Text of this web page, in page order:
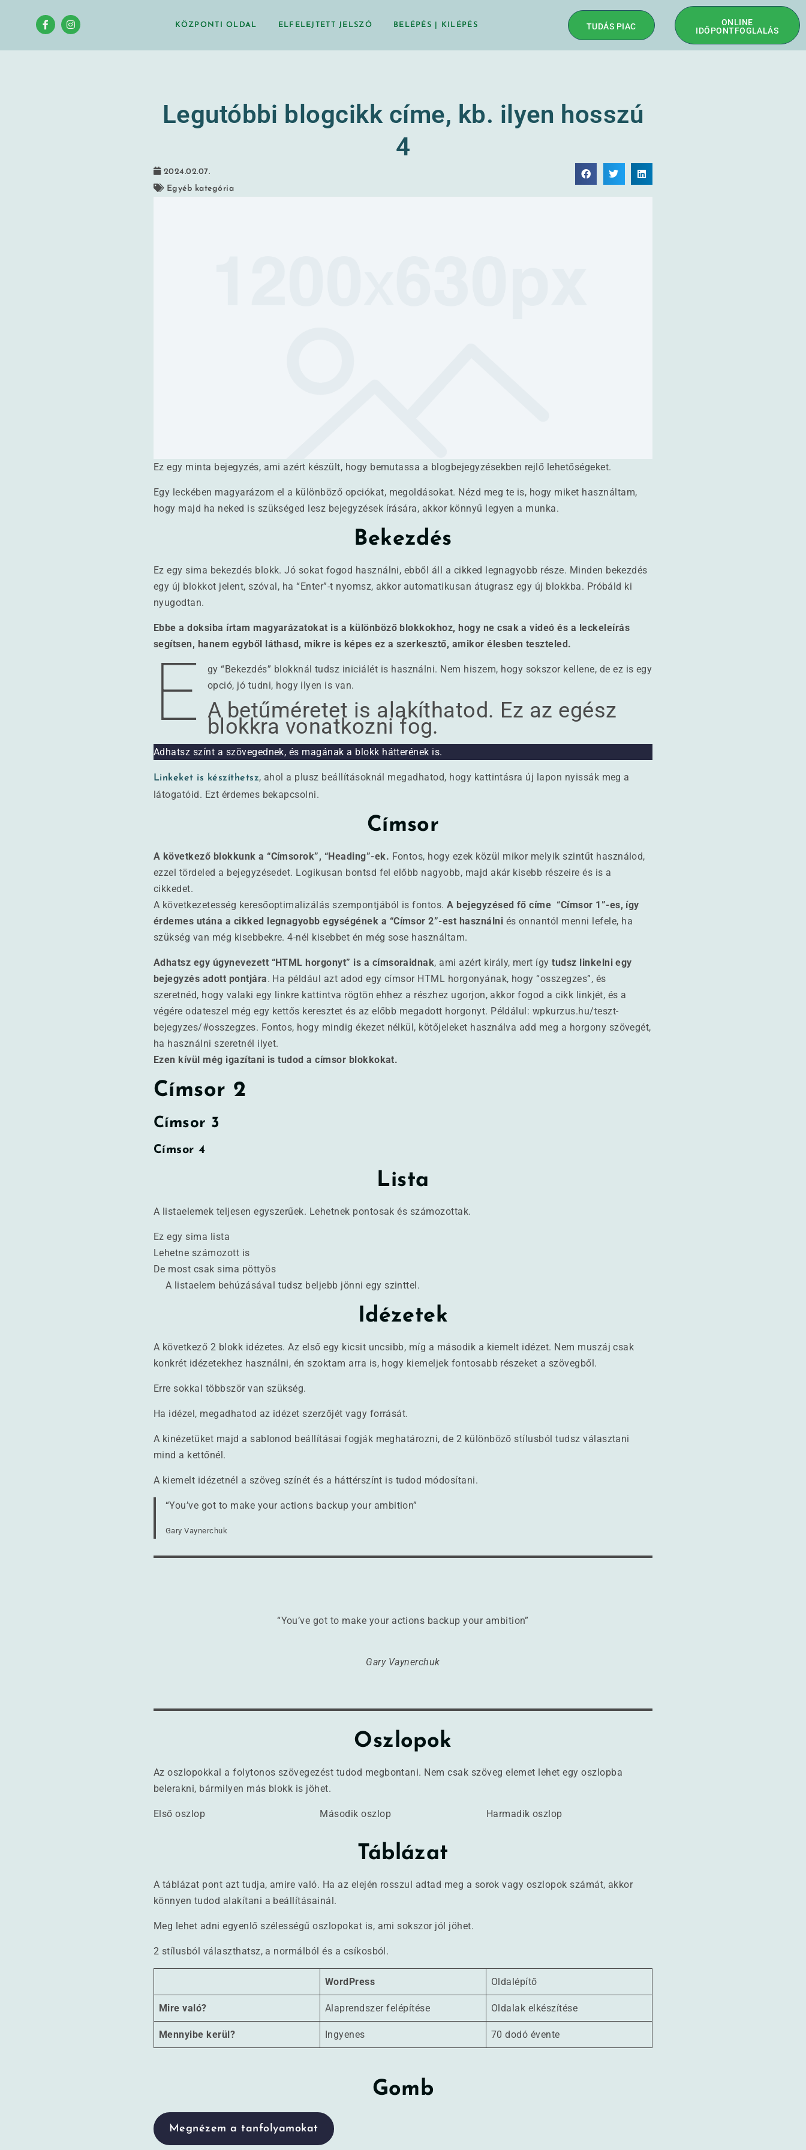
KÖZPONTI OLDAL ELFELEJTETT JELSZÓ BELÉPÉS | KILÉPÉS TUDÁS PIAC
ONLINE
IDŐPONTFOGLALÁS
Legutóbbi blogcikk címe, kb. ilyen hosszú
4
2024.02.07.
Egyéb kategória
Ez egy minta bejegyzés, ami azért készült, hogy bemutassa a blogbejegyzésekben rejlő lehetőségeket.
Egy leckében magyarázom el a különböző opciókat, megoldásokat. Nézd meg te is, hogy miket használtam,
hogy majd ha neked is szükséged lesz bejegyzések írására, akkor könnyű legyen a munka.
Bekezdés
Ez egy sima bekezdés blokk. Jó sokat fogod használni, ebből áll a cikked legnagyobb része. Minden bekezdés
egy új blokkot jelent, szóval, ha “Enter”-t nyomsz, akkor automatikusan átugrasz egy új blokkba. Próbáld ki
nyugodtan.
Ebbe a doksiba írtam magyarázatokat is a különböző blokkokhoz, hogy ne csak a videó és a leckeleírás
segítsen, hanem egyből láthasd, mikre is képes ez a szerkesztő, amikor élesben teszteled.
E
gy “Bekezdés” blokknál tudsz iniciálét is használni. Nem hiszem, hogy sokszor kellene, de ez is egy
opció, jó tudni, hogy ilyen is van.
A betűméretet is alakíthatod. Ez az egész
blokkra vonatkozni fog.
Adhatsz színt a szövegednek, és magának a blokk hátterének is.
Linkeket is készíthetsz, ahol a plusz beállításoknál megadhatod, hogy kattintásra új lapon nyissák meg a
látogatóid. Ezt érdemes bekapcsolni.
Címsor
A következő blokkunk a “Címsorok”, “Heading”-ek. Fontos, hogy ezek közül mikor melyik szintűt használod,
ezzel tördeled a bejegyzésedet. Logikusan bontsd fel előbb nagyobb, majd akár kisebb részeire és is a
cikkedet.
A következetesség keresőoptimalizálás szempontjából is fontos.A bejegyzésed fő címe “Címsor 1”-es, így
érdemes utána a cikked legnagyobb egységének a “Címsor 2”-est használni és onnantól menni lefele, ha
szükség van még kisebbekre. 4-nél kisebbet én még sose használtam.
Adhatsz egy úgynevezett “HTML horgonyt” is a címsoraidnak, ami azért király, mert ígytudsz linkelni egy
bejegyzés adott pontjára. Ha például azt adod egy címsor HTML horgonyának, hogy “osszegzes”, és
szeretnéd, hogy valaki egy linkre kattintva rögtön ehhez a részhez ugorjon, akkor fogod a cikk linkjét, és a
végére odateszel még egy kettős keresztet és az előbb megadott horgonyt. Példálul: wpkurzus.hu/teszt-
bejegyzes/#osszegzes. Fontos, hogy mindig ékezet nélkül, kötőjeleket használva add meg a horgony szövegét,
ha használni szeretnél ilyet.
Ezen kívül még igazítani is tudod a címsor blokkokat.
Címsor 2
Címsor 3
Címsor 4
Lista
A listaelemek teljesen egyszerűek. Lehetnek pontosak és számozottak.
Ez egy sima lista
Lehetne számozott is
De most csak sima pöttyös
A listaelem behúzásával tudsz beljebb jönni egy szinttel.
Idézetek
A következő 2 blokk idézetes. Az első egy kicsit uncsibb, míg a második a kiemelt idézet. Nem muszáj csak
konkrét idézetekhez használni, én szoktam arra is, hogy kiemeljek fontosabb részeket a szövegből.
Erre sokkal többször van szükség.
Ha idézel, megadhatod az idézet szerzőjét vagy forrását.
A kinézetüket majd a sablonod beállításai fogják meghatározni, de 2 különböző stílusból tudsz választani
mind a kettőnél.
A kiemelt idézetnél a szöveg színét és a háttérszínt is tudod módosítani.
“You’ve got to make your actions backup your ambition”
Gary Vaynerchuk
“You’ve got to make your actions backup your ambition”
Gary Vaynerchuk
Oszlopok
Az oszlopokkal a folytonos szövegezést tudod megbontani. Nem csak szöveg elemet lehet egy oszlopba
belerakni, bármilyen más blokk is jöhet.
Első oszlop Második oszlop Harmadik oszlop
Táblázat
A táblázat pont azt tudja, amire való. Ha az elején rosszul adtad meg a sorok vagy oszlopok számát, akkor
könnyen tudod alakítani a beállításainál.
Meg lehet adni egyenlő szélességű oszlopokat is, ami sokszor jól jöhet.
2 stílusból választhatsz, a normálból és a csíkosból.
WordPress Oldalépítő
Mire való? Alaprendszer felépítése Oldalak elkészítése
Mennyibe kerül? Ingyenes 70 dodó évente
Gomb
Megnézem a tanfolyamokat